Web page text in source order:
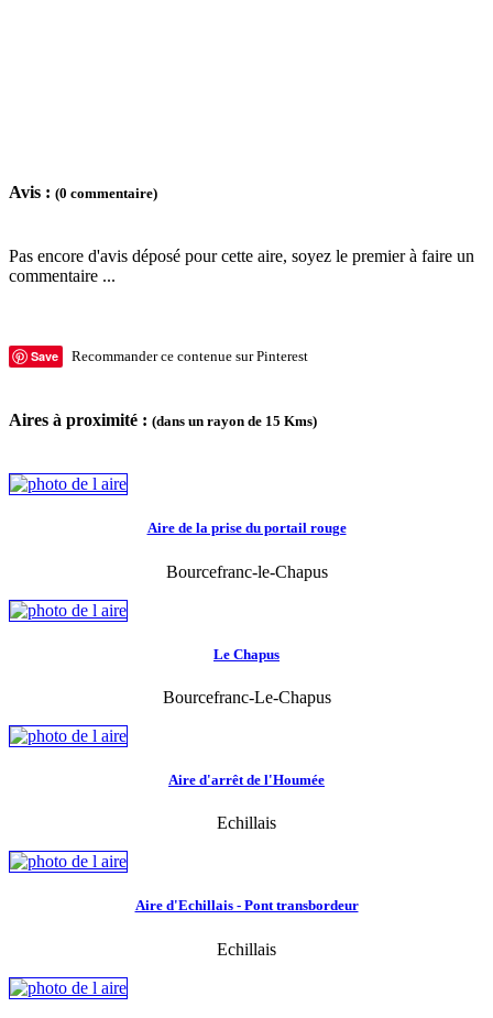
Avis : (0 commentaire)
Pas encore d'avis déposé pour cette aire, soyez le premier à faire un
commentaire ...
Save Recommander ce contenue sur Pinterest
Aires à proximité : (dans un rayon de 15 Kms)
Aire de la prise du portail rouge
Bourcefranc-le-Chapus
Le Chapus
Bourcefranc-Le-Chapus
Aire d'arrêt de l'Houmée
Echillais
Aire d'Echillais - Pont transbordeur
Echillais